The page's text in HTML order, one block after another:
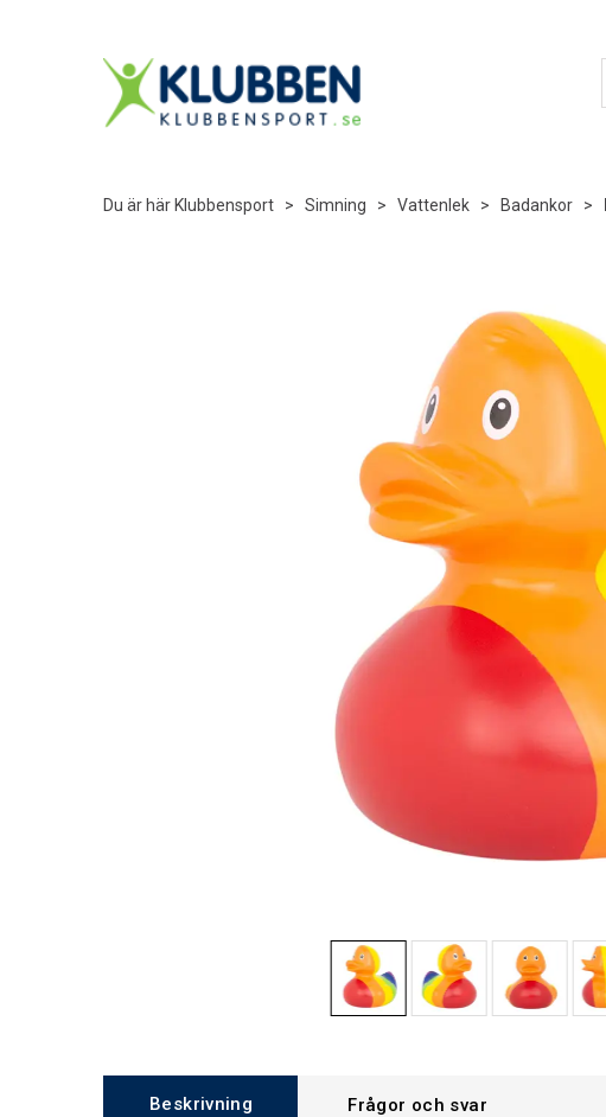
Du är här Klubbensport > Simning > Vattenlek > Badankor >
Beskrivning Frågor och svar